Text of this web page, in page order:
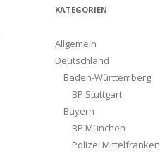
KATEGORIEN
Allgemein
Deutschland
Baden-Württemberg
BP Stuttgart
Bayern
BP München
Polizei Mittelfranken